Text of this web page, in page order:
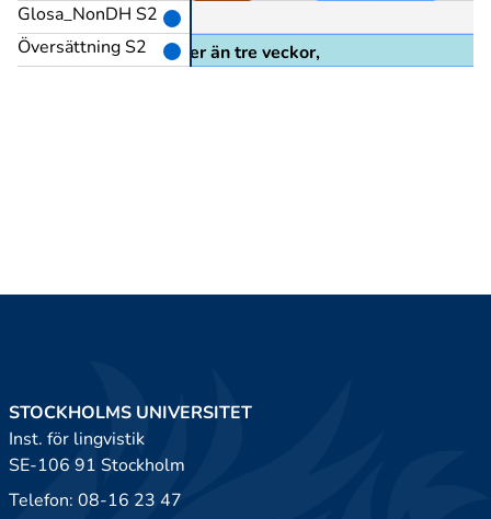
Glosa_NonDH S2
Översättning S2
tre veckor... nä mer än tre veckor,
STOCKHOLMS UNIVERSITET
Inst. för lingvistik
SE-106 91 Stockholm
Telefon: 08-16 23 47